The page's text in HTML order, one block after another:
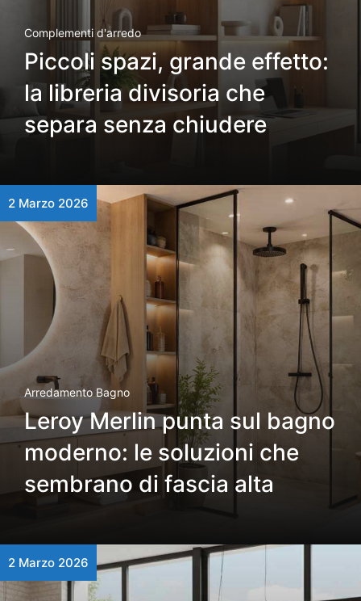
Complementi d'arredo
Piccoli spazi, grande effetto:
la libreria divisoria che
separa senza chiudere
2 Marzo 2026
Arredamento Bagno
Leroy Merlin punta sul bagno
moderno: le soluzioni che
sembrano di fascia alta
2 Marzo 2026